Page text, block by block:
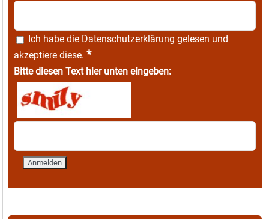
Ich habe die Datenschutzerklärung gelesen und
akzeptiere diese. *
Bitte diesen Text hier unten eingeben: